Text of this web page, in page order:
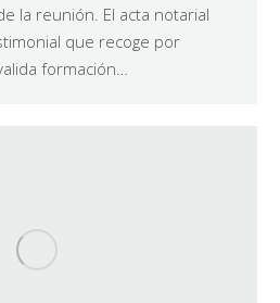
la reunión. El acta notarial
que recoge por
formación…